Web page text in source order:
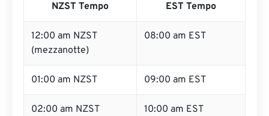
NZST Tempo EST Tempo
12:00 am NZST
(mezzanotte)
08:00 am EST
01:00 am NZST 09:00 am EST
02:00 am NZST 10:00 am EST